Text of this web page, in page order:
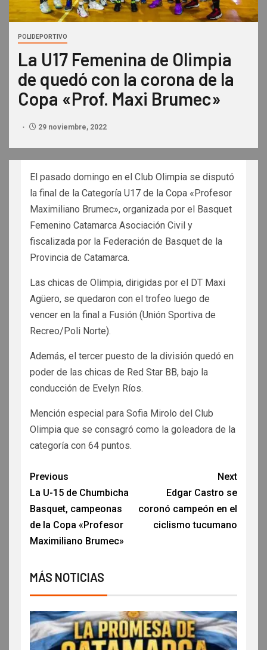
POLIDEPORTIVO
La U17 Femenina de Olimpia
de quedó con la corona de la
Copa «Prof. Maxi Brumec»
29 noviembre, 2022
El pasado domingo en el Club Olimpia se disputó
la final de la Categoría U17 de la Copa «Profesor
Maximiliano Brumec», organizada por el Basquet
Femenino Catamarca Asociación Civil y
fiscalizada por la Federación de Basquet de la
Provincia de Catamarca.
Las chicas de Olimpia, dirigidas por el DT Maxi
Agüero, se quedaron con el trofeo luego de
vencer en la final a Fusión (Unión Sportiva de
Recreo/Poli Norte).
Además, el tercer puesto de la división quedó en
poder de las chicas de Red Star BB, bajo la
conducción de Evelyn Ríos.
Mención especial para Sofia Mirolo del Club
Olimpia que se consagró como la goleadora de la
categoría con 64 puntos.
Previous
La U-15 de Chumbicha
Basquet, campeonas
de la Copa «Profesor
Maximiliano Brumec»
Next
Edgar Castro se
coronó campeón en el
ciclismo tucumano
MÁS NOTICIAS